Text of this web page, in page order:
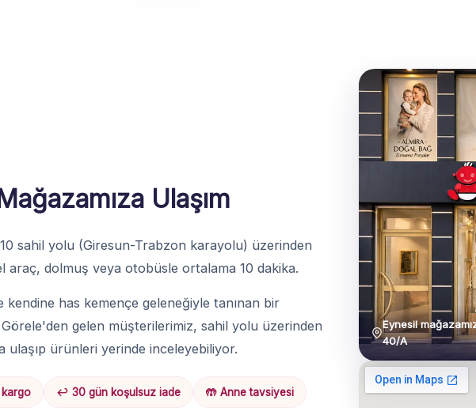
Ulaşım
sahil yolu (Giresun-Trabzon karayolu) üzerinden
araç, dolmuş veya otobüsle ortalama 10 dakika.
kendine has kemençe geleneğiyle tanınan bir
gelen müşterilerimiz, sahil yolu üzerinden
ulaşıp ürünleri yerinde inceleyebiliyor.
↩️ 30 gün koşulsuz iade 🤲 Anne tavsiyesi
Eynesil
40/A